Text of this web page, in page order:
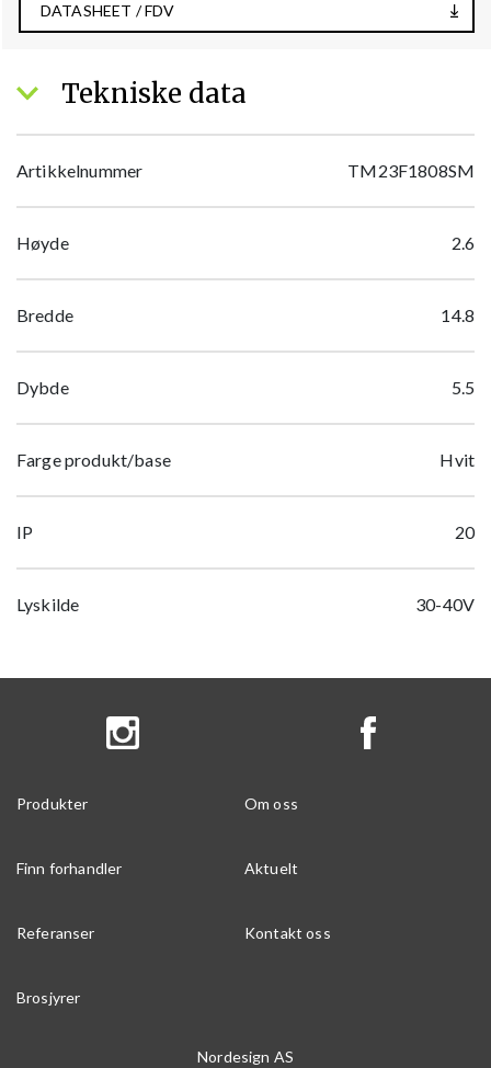
DATASHEET / FDV
Tekniske data
Artikkelnummer TM23F1808SM
Høyde 2.6
Bredde 14.8
Dybde 5.5
Farge produkt/base Hvit
IP 20
Lyskilde 30-40V
Produkter Om oss
Finn forhandler Aktuelt
Referanser Kontakt oss
Brosjyrer
Nordesign AS